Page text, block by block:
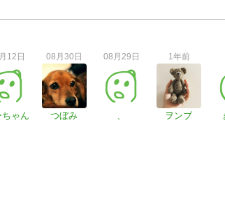
12日
ちゃん
08月30日
つぼみ
08月29日
、
1年前
ヲンブ